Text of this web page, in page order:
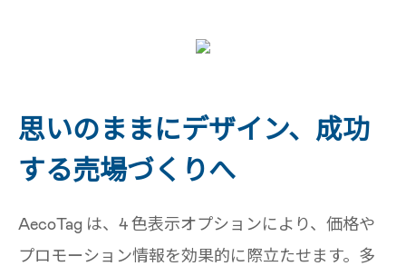
思いのままにデザイン、成功
する売場づくりへ
AecoTag は、4 色表示オプションにより、価格や
プロモーション情報を効果的に際立たせます。多